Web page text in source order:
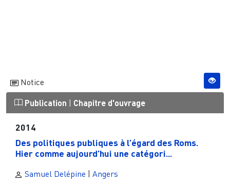
Notice
Publication | Chapitre d'ouvrage
2014
Des politiques publiques à l’égard des Roms.
Hier comme aujourd’hui une catégori...
Samuel Delépine | Angers